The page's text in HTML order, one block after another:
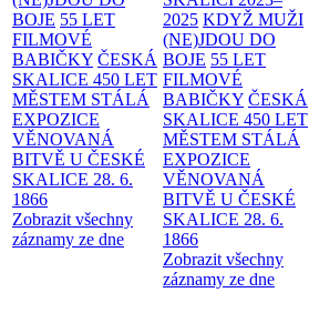
BOJE 55 LET
FILMOVÉ
BABIČKY ČESKÁ
SKALICE 450 LET
MĚSTEM STÁLÁ
EXPOZICE
VĚNOVANÁ
BITVĚ U ČESKÉ
SKALICE 28. 6.
1866
Zobrazit všechny
záznamy ze dne
2025 KDYŽ MUŽI
(NE)JDOU DO
BOJE 55 LET
FILMOVÉ
BABIČKY ČESKÁ
SKALICE 450 LET
MĚSTEM STÁLÁ
EXPOZICE
VĚNOVANÁ
BITVĚ U ČESKÉ
SKALICE 28. 6.
1866
Zobrazit všechny
záznamy ze dne